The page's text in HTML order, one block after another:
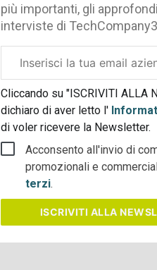
più importanti, gli
interviste di
aziendale
Cliccando su "ISCRIVITI ALLA
dichiaro di aver letto l'
di voler ricevere la Newsletter.
Acconsento all'invio di
promozionali e
terzi.
ISCRIVITI ALLA